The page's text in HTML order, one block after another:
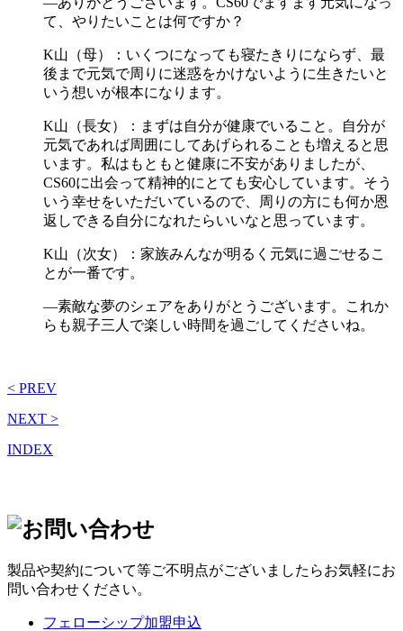
て、やりたいことは何ですか？
K山（母）：いくつになっても寝たきりにならず、最
後まで元気で周りに迷惑をかけないように生きたいと
いう想いが根本になります。
K山（長女）：まずは自分が健康でいること。自分が
元気であれば周囲にしてあげられることも増えると思
います。私はもともと健康に不安がありましたが、
CS60に出会って精神的にとても安心しています。そう
いう幸せをいただいているので、周りの方にも何か恩
返しできる自分になれたらいいなと思っています。
K山（次女）：家族みんなが明るく元気に過ごせるこ
とが一番です。
―素敵な夢のシェアをありがとうございます。これか
らも親子三人で楽しい時間を過ごしてくださいね。
< PREV
NEXT >
INDEX
製品や契約について等ご不明点がございましたらお気軽にお
問い合わせください。
フェローシップ加盟申込